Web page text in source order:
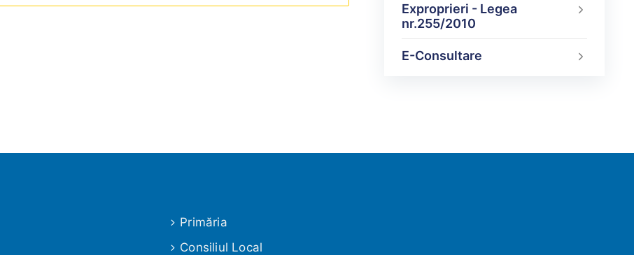
Exproprieri - Legea
nr.255/2010
E-Consultare
Primăria
Consiliul Local